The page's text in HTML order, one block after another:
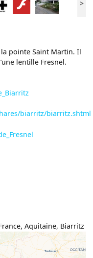
>
pointe Saint Martin. Il
lentille Fresnel.
biarritz/biarritz.shtml
,Aquitaine, Biarritz